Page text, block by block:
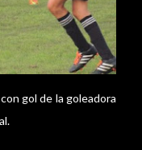
gol de la goleadora